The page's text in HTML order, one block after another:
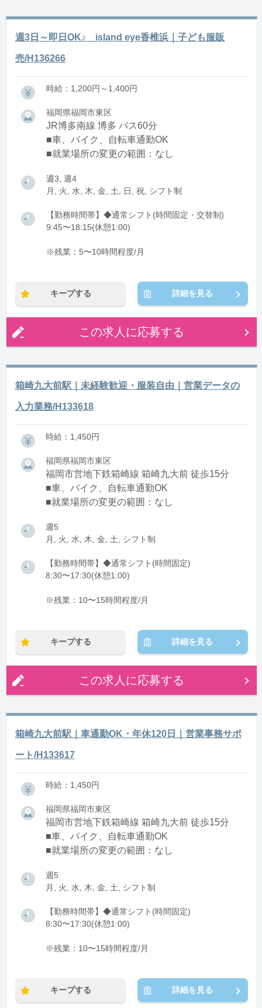
週3日～即日OK♪ island eye香椎浜｜子ども服販
売/H136266
時給：1,200円～1,400円
福岡県福岡市東区
JR博多南線 博多 バス60分
■車、バイク、自転車通勤OK
■就業場所の変更の範囲：なし
週3, 週4
月, 火, 水, 木, 金, 土, 日, 祝, シフト制
【勤務時間帯】◆通常シフト(時間固定・交替制)
9:45〜18:15(休憩1:00)
※残業：5〜10時間程度/月
キープする 詳細を見る
この求人に応募する
箱崎九大前駅｜未経験歓迎・服装自由｜営業データの
入力業務/H133618
時給：1,450円
福岡県福岡市東区
福岡市営地下鉄箱崎線 箱崎九大前 徒歩15分
■車、バイク、自転車通勤OK
■就業場所の変更の範囲：なし
週5
月, 火, 水, 木, 金, 土, シフト制
【勤務時間帯】◆通常シフト(時間固定)
8:30〜17:30(休憩1:00)
※残業：10〜15時間程度/月
キープする 詳細を見る
この求人に応募する
箱崎九大前駅｜車通勤OK・年休120日｜営業事務サポ
ート/H133617
時給：1,450円
福岡県福岡市東区
福岡市営地下鉄箱崎線 箱崎九大前 徒歩15分
■車、バイク、自転車通勤OK
■就業場所の変更の範囲：なし
週5
月, 火, 水, 木, 金, 土, シフト制
【勤務時間帯】◆通常シフト(時間固定)
8:30〜17:30(休憩1:00)
※残業：10〜15時間程度/月
キープする 詳細を見る